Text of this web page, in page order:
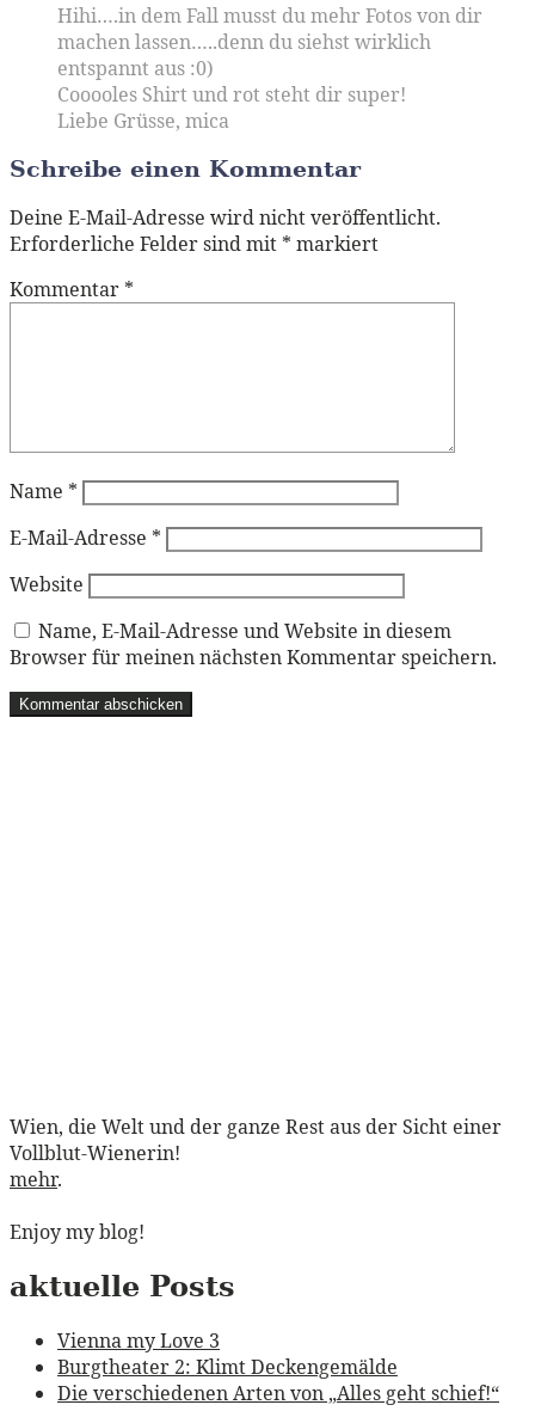
Hihi….in dem Fall musst du mehr Fotos von dir
machen lassen…..denn du siehst wirklich
entspannt aus :0)
Cooooles Shirt und rot steht dir super!
Liebe Grüsse, mica
Schreibe einen Kommentar
Deine E-Mail-Adresse wird nicht veröffentlicht.
Erforderliche Felder sind mit * markiert
Kommentar *
Name *
E-Mail-Adresse *
Website
Name, E-Mail-Adresse und Website in diesem
Browser für meinen nächsten Kommentar speichern.
Wien, die Welt und der ganze Rest aus der Sicht einer
Vollblut-Wienerin!
mehr.
Enjoy my blog!
aktuelle Posts
Vienna my Love 3
Burgtheater 2: Klimt Deckengemälde
Die verschiedenen Arten von „Alles geht schief!“